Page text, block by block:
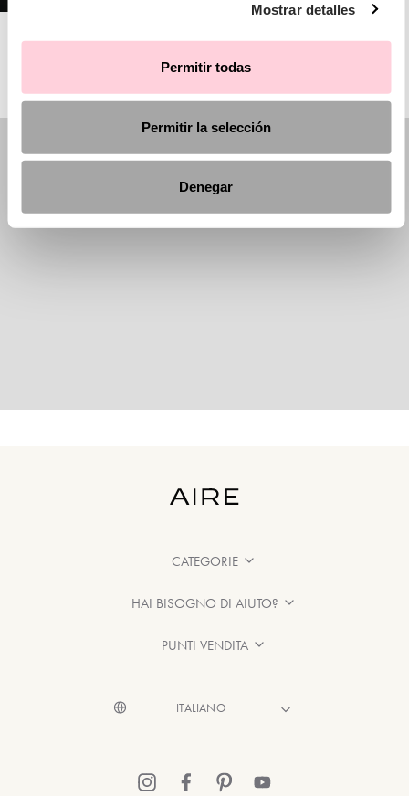
Mostrar detalles
Permitir todas
Permitir la selección
Denegar
CATEGORIE
HAI BISOGNO DI AIUTO?
PUNTI VENDITA